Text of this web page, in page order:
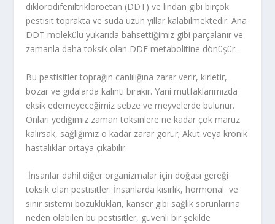
diklorodifeniltrikloroetan (DDT) ve lindan gibi birçok
pestisit toprakta ve suda uzun yıllar kalabilmektedir. Ana
DDT molekülü yukarıda bahsettiğimiz gibi parçalanır ve
zamanla daha toksik olan DDE metabolitine dönüşür.
Bu pestisitler toprağın canlılığına zarar verir, kirletir,
bozar ve gıdalarda kalıntı bırakır. Yani mutfaklarımızda
eksik edemeyeceğimiz sebze ve meyvelerde bulunur.
Onları yediğimiz zaman toksinlere ne kadar çok maruz
kalırsak, sağlığımız o kadar zarar görür; Akut veya kronik
hastalıklar ortaya çıkabilir.
İnsanlar dahil diğer organizmalar için doğası gereği
toksik olan pestisitler. İnsanlarda kısırlık, hormonal ve
sinir sistemi bozuklukları, kanser gibi sağlık sorunlarına
neden olabilen bu pestisitler, güvenli bir şekilde